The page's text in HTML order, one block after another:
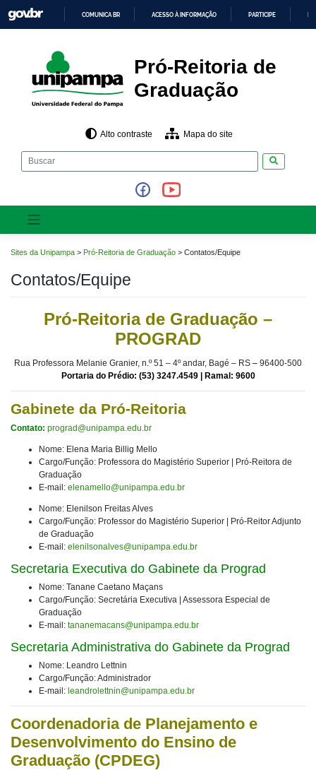
para
o
CONTEÚDO
COMUNICA BR ACESSO À INFORMAÇÃO PARTICIPE
Pró-Reitoria de
Graduação
Alto contraste Mapa do site
Sites da Unipampa > Pró-Reitoria de Graduação > Contatos/Equipe
Contatos/Equipe
Pró-Reitoria de Graduação –
PROGRAD
Rua Professora Melanie Granier, n.º 51 – 4º andar, Bagé – RS – 96400-500
Portaria do Prédio: (53) 3247.4549 | Ramal: 9600
Gabinete da Pró-Reitoria
Contato: prograd@unipampa.edu.br
Nome: Elena Maria Billig Mello
Cargo/Função: Professora do Magistério Superior | Pró-Reitora de
Graduação
E-mail: elenamello@unipampa.edu.br
Nome: Elenilson Freitas Alves
Cargo/Função: Professor do Magistério Superior | Pró-Reitor Adjunto
de Graduação
E-mail: elenilsonalves@unipampa.edu.br
Secretaria Executiva do Gabinete da Prograd
Nome: Tanane Caetano Maçans
Cargo/Função: Secretária Executiva | Assessora Especial de
Graduação
E-mail: tananemacans@unipampa.edu.br
Secretaria Administrativa do Gabinete da Prograd
Nome: Leandro Lettnin
Cargo/Função: Administrador
E-mail: leandrolettnin@unipampa.edu.br
Coordenadoria de Planejamento e
Desenvolvimento do Ensino de
Graduação (CPDEG)